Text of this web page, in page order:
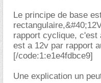
Le principe de base
rapport cyclique, c'est
est a 12v par rapport
[/code:1:e1e4fdbce9]
Une explication un